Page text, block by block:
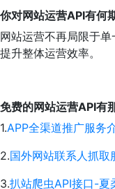
你对网站运营API有何
网站运营不再局限于
提升整体运营效率。
免费的网站运营API有
1.APP全渠道推广服务
2.国外网站联系人抓
3.扒站爬虫API接口-夏